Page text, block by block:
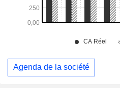
Agenda de la société